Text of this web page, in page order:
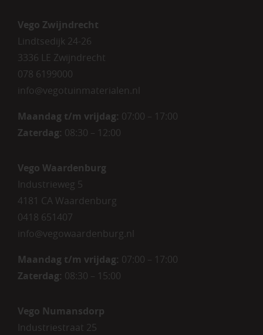
Vego Zwijndrecht
Lindtsedijk 24-26
3336 LE Zwijndrecht
078 6199000
info@vegotuinmaterialen.nl
Maandag t/m vrijdag: 07:00 – 17:00
Zaterdag: 08:30 – 12:00
Vego Waardenburg
Industrieweg 5
4181 CA Waardenburg
0418 651407
info@vegowaardenburg.nl
Maandag t/m vrijdag: 07:00 – 17:00
Zaterdag: 08:30 – 15:00
Vego Numansdorp
Industriestraat 25